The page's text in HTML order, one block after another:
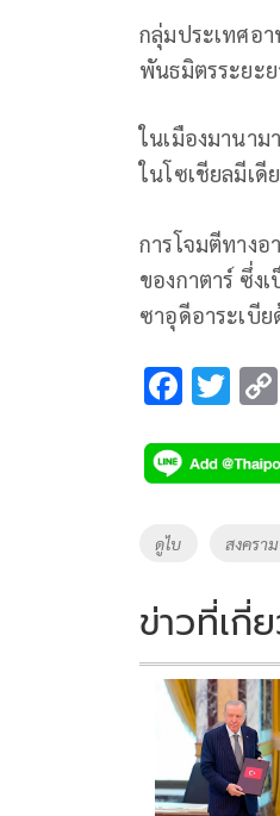
กลุ่มประเทศอ
พันธมิตรระยะ
ในเมืองมานา
ในโซเชียลมีเดี
การโจมตีทาง
ของกาตาร์ ซึ่ง
ซาอุดีอาระเบีย
F
e
b
k
T
tt
er
Tags
ดูไบ สงครา
ข่าวที่เกี่